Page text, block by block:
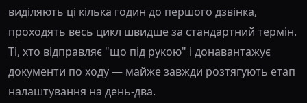
виділяють ці кілька годин до першого дзвінка,
проходять весь цикл швидше за стандартний термін.
Ті, хто відправляє "що під рукою" і донавантажує
документи по ходу — майже завжди розтягують етап
налаштування на день-два.